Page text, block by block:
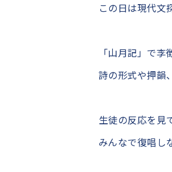
この日は現代文
「山月記」で
詩の形式や押韻
生徒の反応を見
みんなで復唱し